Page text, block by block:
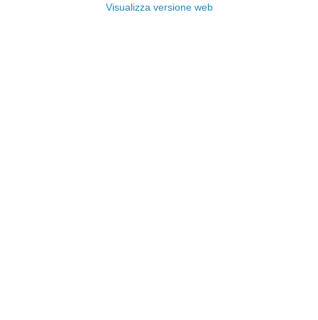
Visualizza versione web